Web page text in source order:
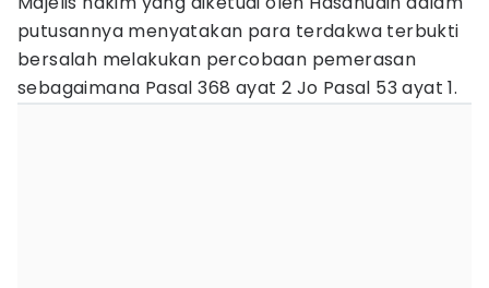
putusannya menyatakan para terdakwa terbukti
bersalah melakukan percobaan pemerasan
sebagaimana Pasal 368 ayat 2 Jo Pasal 53 ayat 1.